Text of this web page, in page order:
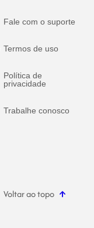
Fale com o suporte
Termos de uso
Política de
privacidade
Trabalhe conosco
Voltar ao topo